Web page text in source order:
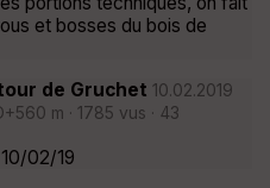
et bosses du bois de
de Gruchet 10.02.2019
m · 1785 vus · 43
02/19